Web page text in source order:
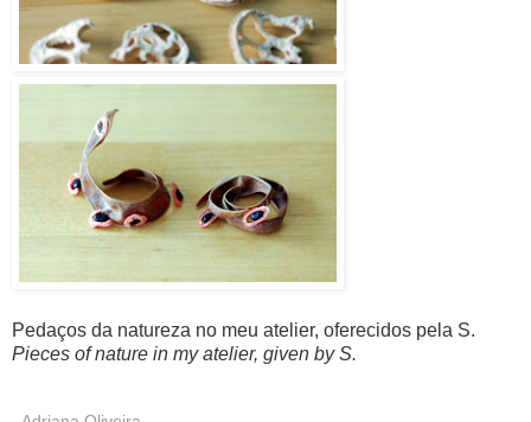
Pedaços da natureza no meu atelier, oferecidos pela S.
Pieces of nature in my atelier, given by S.